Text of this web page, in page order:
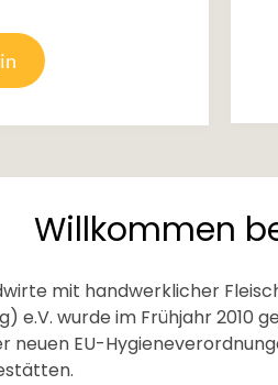
Willkommen
mit handwerklicher
e.V. wurde im Frühjahr 2010
neuen EU-